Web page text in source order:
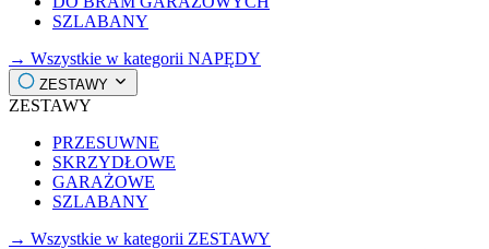
SZLABANY
→ Wszystkie w kategorii NAPĘDY
ZESTAWY
ZESTAWY
PRZESUWNE
SKRZYDŁOWE
GARAŻOWE
SZLABANY
→ Wszystkie w kategorii ZESTAWY